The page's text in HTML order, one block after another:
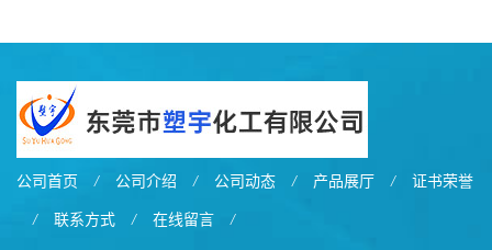
公司首页 / 公司介绍 / 公司动态 / 产品展厅 / 证书荣誉
/ 联系方式 / 在线留言 /